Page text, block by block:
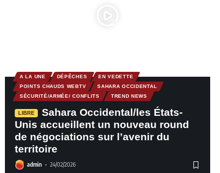
A LA UNE DÉPÊCHES
EN VEDETTE
POINTS CHAUDS WEBTV
SAHARA OCCIDENTAL
SÉCURITÉ/ARMÉE/ CONFLITS
TREND NEWS
LIBRE
Sahara Occidental/les États-
Unis accueillent un nouveau round
de négociations sur l’avenir du
territoire
admin 24/02/2026